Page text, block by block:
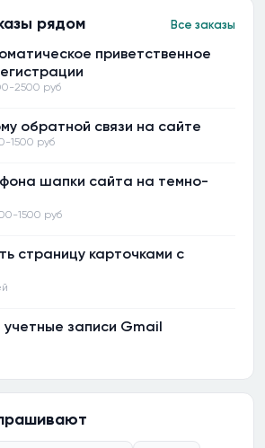
рядом Все заказы
приветственное
2500 руб
обратной связи на сайте
1500 руб
шапки сайта на темно-
1500 руб
страницу карточками с
записи Gmail